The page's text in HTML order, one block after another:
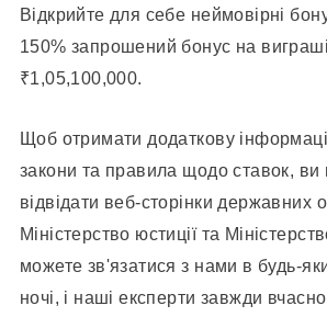
Відкрийте для себе неймовірні
150% запрошений бонус на
₹1,05,100,000.
Щоб отримати додаткову
закони та правила щодо ставок, ви
відвідати веб-сторінки державних
Міністерство юстиції та
можете зв'язатися з нами в будь-
ночі, і наші експерти завжди